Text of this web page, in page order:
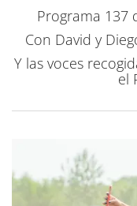
Programa 137
Con David y
Y las voces
el